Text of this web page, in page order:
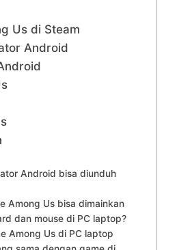
Us di Steam
Android
Android bisa diunduh
Among Us bisa dimainkan
dan mouse di PC laptop?
Among Us di PC laptop